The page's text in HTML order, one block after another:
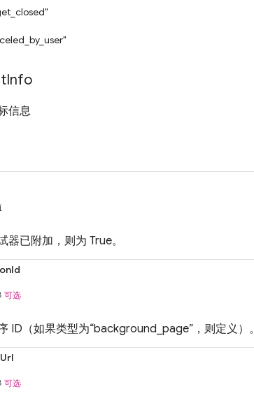
Info
信息
器已附加，则为 True。
可选
ID（如果类型为“background_page”，则定义）。
可选